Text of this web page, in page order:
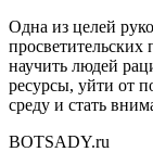
Одна из целей
научить людей
ресурсы, уйти от
среду и стать
BOTSADY.ru